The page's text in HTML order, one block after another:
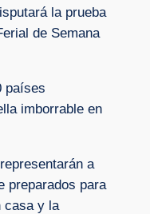
la prueba
de Semana
países
imborrable en
a
preparados para
casa y la